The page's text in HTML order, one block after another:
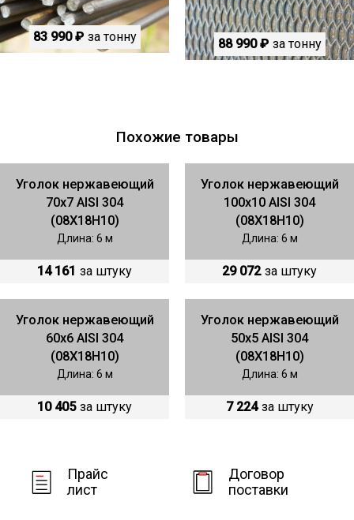
83 990 ₽ за тонну 88 990 ₽ за тонну
Похожие товары
Уголок нержавеющий
70х7 AISI 304
(08Х18Н10)
Длина: 6 м
14 161 за штуку
Уголок нержавеющий
100х10 AISI 304
(08Х18Н10)
Длина: 6 м
29 072 за штуку
Уголок нержавеющий
60х6 AISI 304
(08Х18Н10)
Длина: 6 м
10 405 за штуку
Уголок нержавеющий
50х5 AISI 304
(08Х18Н10)
Длина: 6 м
7 224 за штуку
Прайс
лист
Договор
поставки